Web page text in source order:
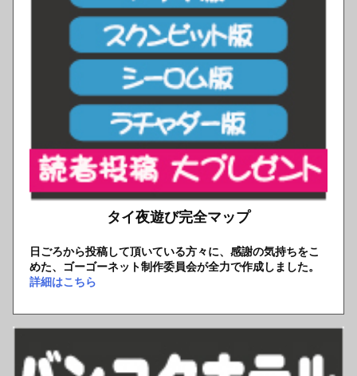
タイ夜遊び完全マップ
日ごろから投稿して頂いている方々に、感謝の気持ちをこ
めた、ゴーゴーネット制作委員会が全力で作成しました。
詳細はこちら